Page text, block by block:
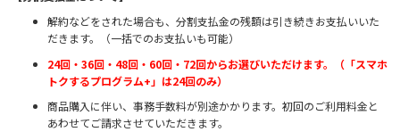
解約などをされた場合も、分割支払金の残額は引き続きお支払いいた
だきます。（一括でのお支払いも可能）
24回・36回・48回・60回・72回からお選びいただけます。（「スマホ
トクするプログラム+」は24回のみ）
商品購入に伴い、事務手数料が別途かかります。初回のご利用料金と
あわせてご請求させていただきます。